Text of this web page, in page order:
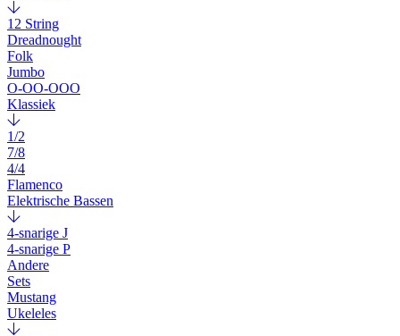
12 String
Dreadnought
Folk
Jumbo
O-OO-OOO
Klassiek
1/2
7/8
4/4
Flamenco
Elektrische Bassen
4-snarige J
4-snarige P
Andere
Sets
Mustang
Ukeleles